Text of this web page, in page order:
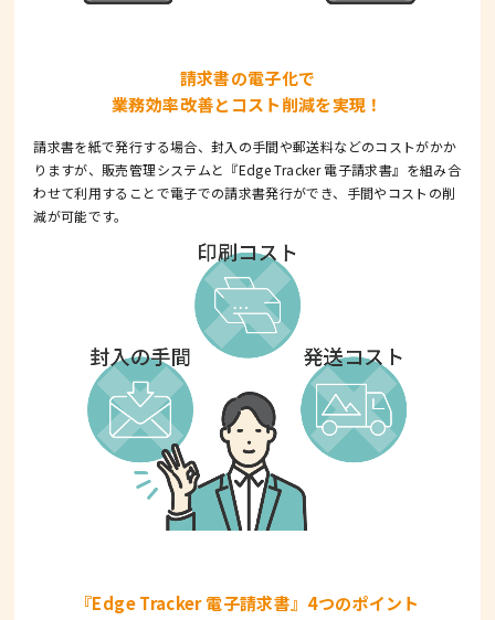
請求書の電子化で
業務効率改善とコスト削減を実現！
請求書を紙で発行する場合、封入の手間や郵送料などのコストがかか
りますが、 販売管理システムと『Edge Tracker 電子請求書』を組み合
わせて利用することで電子での請求書発行ができ、手間やコストの削
減が可能です。
『Edge Tracker 電子請求書』4つのポイント